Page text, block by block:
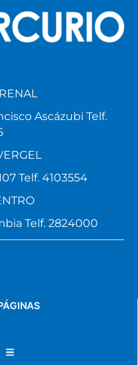
Ascázubi Telf.
Telf. 4103554
Telf. 2824000